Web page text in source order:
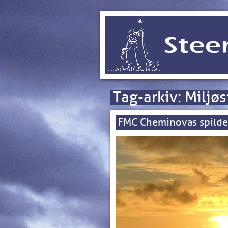
Tag-arkiv:
FMC Cheminovas